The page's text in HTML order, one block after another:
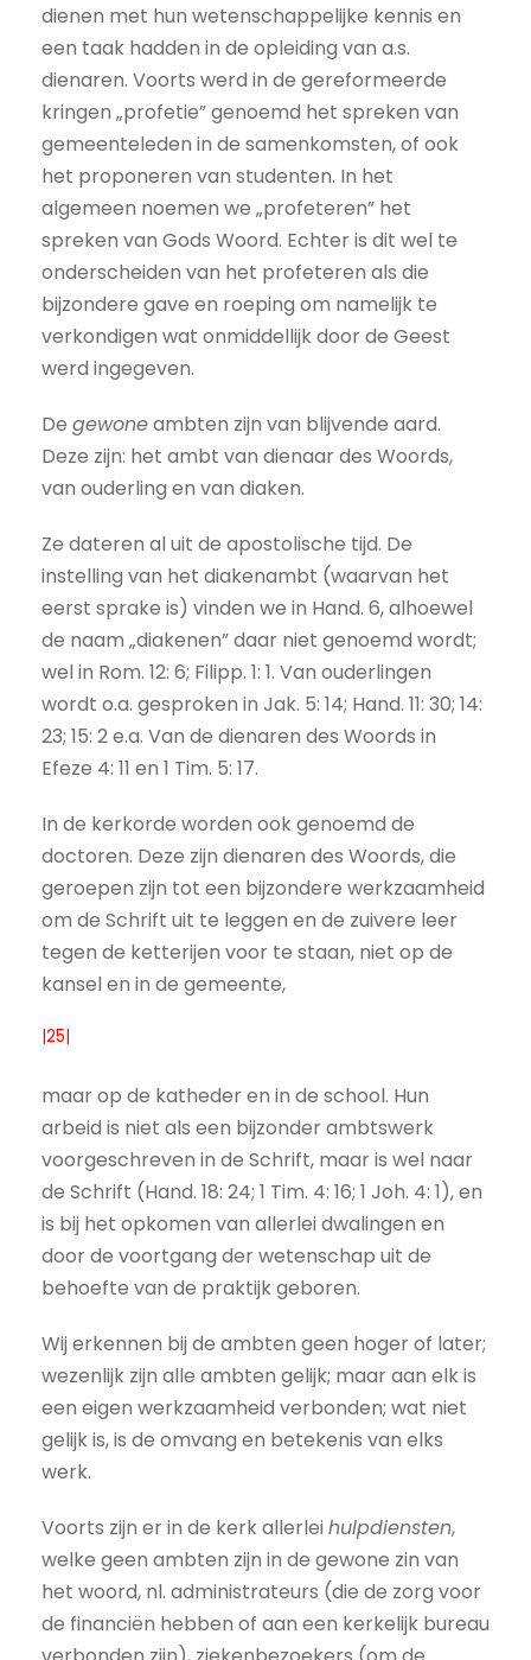
dienen met hun wetenschappelijke kennis en
een taak hadden in de opleiding van a.s.
dienaren. Voorts werd in de gereformeerde
kringen „profetie” genoemd het spreken van
gemeenteleden in de samenkomsten, of ook
het proponeren van studenten. In het
algemeen noemen we „profeteren” het
spreken van Gods Woord. Echter is dit wel te
onderscheiden van het profeteren als die
bijzondere gave en roeping om namelijk te
verkondigen wat onmiddellijk door de Geest
werd ingegeven.
De gewoneambten zijn van blijvende aard.
Deze zijn: het ambt van dienaar des Woords,
van ouderling en van diaken.
Ze dateren al uit de apostolische tijd. De
instelling van het diakenambt (waarvan het
eerst sprake is) vinden we in Hand. 6, alhoewel
de naam „diakenen” daar niet genoemd wordt;
wel in Rom. 12: 6; Filipp. 1: 1. Van ouderlingen
wordt o.a. gesproken in Jak. 5: 14; Hand. 11: 30; 14:
23; 15: 2 e.a. Van de dienaren des Woords in
Efeze 4: 11 en 1 Tim. 5: 17.
In de kerkorde worden ook genoemd de
doctoren. Deze zijn dienaren des Woords, die
geroepen zijn tot een bijzondere werkzaamheid
om de Schrift uit te leggen en de zuivere leer
tegen de ketterijen voor te staan, niet op de
kansel en in de gemeente,
|25|
maar op de katheder en in de school. Hun
arbeid is niet als een bijzonder ambtswerk
voorgeschreven in de Schrift, maar is wel naar
de Schrift (Hand. 18: 24; 1 Tim. 4: 16; 1 Joh. 4: 1), en
is bij het opkomen van allerlei dwalingen en
door de voortgang der wetenschap uit de
behoefte van de praktijk geboren.
Wij erkennen bij de ambten geen hoger of later;
wezenlijk zijn alle ambten gelijk; maar aan elk is
een eigen werkzaamheid verbonden; wat niet
gelijk is, is de omvang en betekenis van elks
werk.
Voorts zijn er in de kerk allerlei hulpdiensten,
welke geen ambten zijn in de gewone zin van
het woord, nl. administrateurs (die de zorg voor
de financiën hebben of aan een kerkelijk bureau